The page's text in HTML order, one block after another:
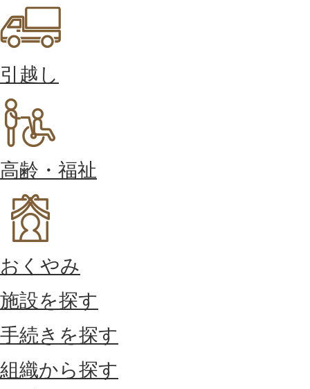
引越し
高齢・福祉
おくやみ
施設を探す
手続きを探す
組織から探す